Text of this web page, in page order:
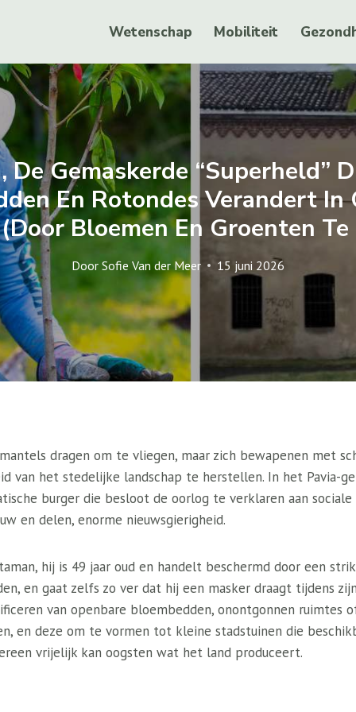
Wetenschap Mobiliteit
De Gemaskerde “superheld”
En Rotondes Verandert In
Bloemen En Groenten Te
Door Sofie Van der Meer 15 juni 2026
dragen om te vliegen, maar zich bewapenen met
van het stedelijke landschap te herstellen. In het Pavia-
burger die besloot de oorlog te verklaren aan
en delen, enorme nieuwsgierigheid.
hij is 49 jaar oud en handelt beschermd door een
en gaat zelfs zo ver dat hij een masker draagt ​​tijdens
van openbare bloembedden, onontgonnen ruimtes
en deze om te vormen tot kleine stadstuinen die
vrijelijk kan oogsten wat het land produceert.